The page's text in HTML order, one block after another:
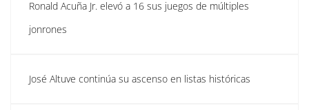
Ronald Acuña Jr. elevó a 16 sus juegos de múltiples
jonrones
José Altuve continúa su ascenso en listas históricas